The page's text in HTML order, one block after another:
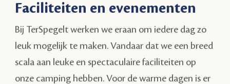
Faciliteiten en evenementen
Bij TerSpegelt werken we eraan om iedere dag zo
leuk mogelijk te maken. Vandaar dat we een breed
scala aan leuke en spectaculaire faciliteiten op
onze camping hebben. Voor de warme dagen is er